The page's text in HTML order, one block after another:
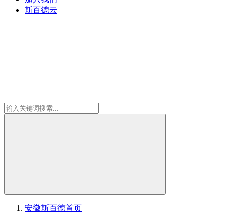
斯百德云
安徽斯百德首页